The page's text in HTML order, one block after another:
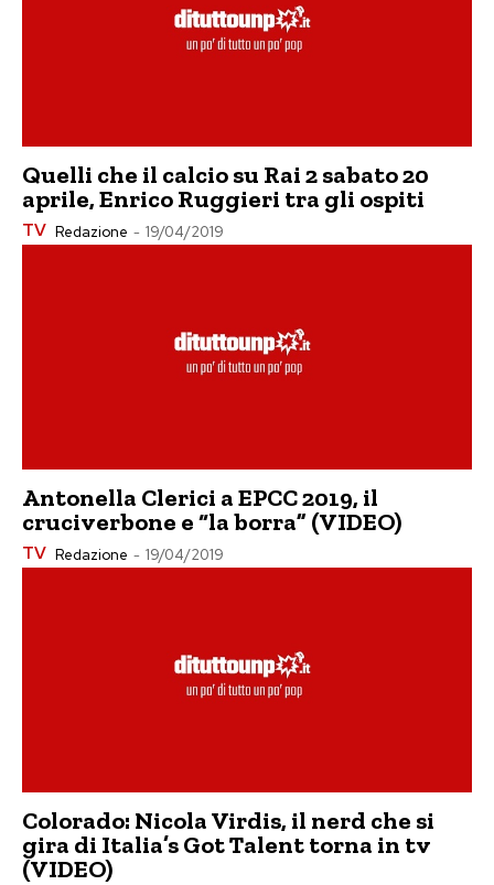
Quelli che il calcio su Rai 2 sabato 20
aprile, Enrico Ruggieri tra gli ospiti
TV Redazione - 19/04/2019
Antonella Clerici a EPCC 2019, il
cruciverbone e “la borra” (VIDEO)
TV Redazione - 19/04/2019
Colorado: Nicola Virdis, il nerd che si
gira di Italia’s Got Talent torna in tv
(VIDEO)